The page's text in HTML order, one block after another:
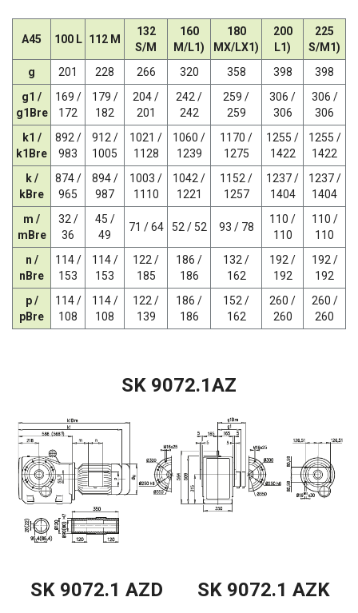
A45 100 L 112 M
132
S/M
160
M/L1)
180
MX/LX1)
200
L1)
225
S/M1)
g
201 228 266 320 358 398
398
g1 /
g1Bre
169 /
172
179 /
182
204 /
201
242 /
242
259 /
259
306 /
306
306 /
306
k1 /
k1Bre
892 /
983
912 /
1005
1021 /
1128
1060 /
1239
1170 /
1275
1255 /
1422
1255 /
1422
k /
kBre
874 /
965
894 /
987
1003 /
1110
1042 /
1221
1152 /
1257
1237 /
1404
1237 /
1404
m /
mBre
32 /
36
45 /
49
71 / 64 52 / 52 93 / 78
110 /
110
110 /
110
n /
nBre
114 /
153
114 /
153
122 /
185
186 /
186
132 /
162
192 /
192
192 /
192
p /
pBre
114 /
108
114 /
108
122 /
139
186 /
186
152 /
162
260 /
260
260 /
260
SK 9072.1AZ
SK 9072.1 AZD SK 9072.1 AZK